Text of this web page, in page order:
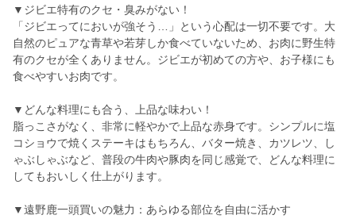
▼ジビエ特有のクセ・臭みがない！
「ジビエってにおいが強そう…」という心配は一切不要です。大
自然のピュアな青草や若芽しか食べていないため、お肉に野生特
有のクセが全くありません。ジビエが初めての方や、お子様にも
食べやすいお肉です。
▼どんな料理にも合う、上品な味わい！
脂っこさがなく、非常に軽やかで上品な赤身です。シンプルに塩
コショウで焼くステーキはもちろん、バター焼き、カツレツ、し
ゃぶしゃぶなど、普段の牛肉や豚肉を同じ感覚で、どんな料理に
してもおいしく仕上がります。
▼遠野鹿一頭買いの魅力：あらゆる部位を自由に活かす